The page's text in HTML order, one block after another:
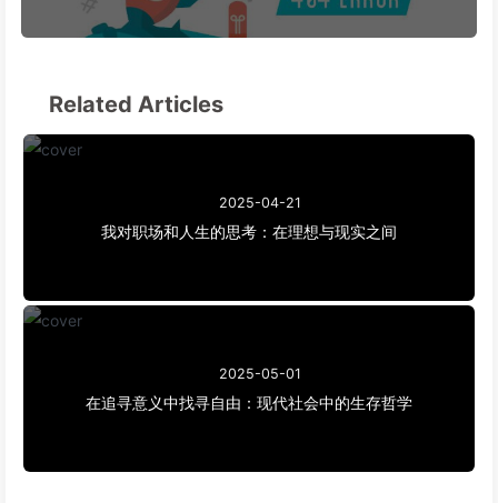
Related Articles
2025-04-21
我对职场和人生的思考：在理想与现实之间
2025-05-01
在追寻意义中找寻自由：现代社会中的生存哲学